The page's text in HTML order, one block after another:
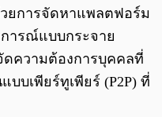
ยการจัดหาแพลตฟอร์ม
ารณ์แบบกระจาย
ความต้องการบุคคลที่
บบเพียร์ทูเพียร์ (P2P) ที่